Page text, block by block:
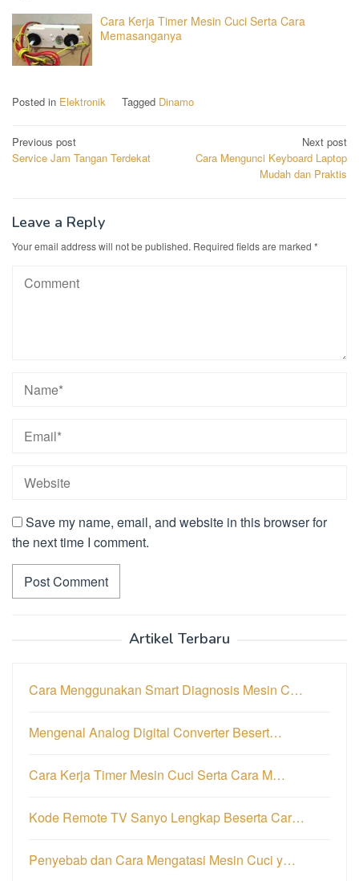
Cara Kerja Timer Mesin Cuci Serta Cara
Memasanganya
Posted in Elektronik Tagged Dinamo
Post
navigation
Previous post
Service Jam Tangan Terdekat
Next post
Cara Mengunci Keyboard Laptop
Mudah dan Praktis
Leave a Reply
Your email address will not be published. Required fields are marked *
Save my name, email, and website in this browser for
the next time I comment.
Artikel Terbaru
Cara Menggunakan Smart Diagnosis Mesin C…
Mengenal Analog Digital Converter Besert…
Cara Kerja Timer Mesin Cuci Serta Cara M…
Kode Remote TV Sanyo Lengkap Beserta Car…
Penyebab dan Cara Mengatasi Mesin Cuci y…